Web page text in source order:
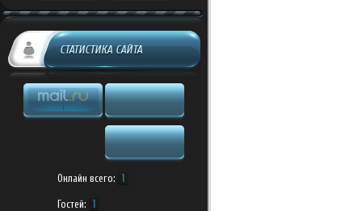
СТАТИСТИКА САЙТА
Онлайн всего: 1
Гостей: 1